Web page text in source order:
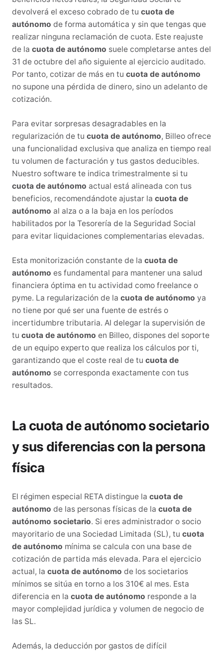
devolverá el exceso cobrado de tu cuota de
autónomo de forma automática y sin que tengas que
realizar ninguna reclamación de cuota. Este reajuste
de la cuota de autónomo suele completarse antes del
31 de octubre del año siguiente al ejercicio auditado.
Por tanto, cotizar de más en tu cuota de autónomo
no supone una pérdida de dinero, sino un adelanto de
cotización.
Para evitar sorpresas desagradables en la
regularización de tu cuota de autónomo, Billeo ofrece
una funcionalidad exclusiva que analiza en tiempo real
tu volumen de facturación y tus gastos deducibles.
Nuestro software te indica trimestralmente si tu
cuota de autónomo actual está alineada con tus
beneficios, recomendándote ajustar la cuota de
autónomo al alza o a la baja en los períodos
habilitados por la Tesorería de la Seguridad Social
para evitar liquidaciones complementarias elevadas.
Esta monitorización constante de la cuota de
autónomo es fundamental para mantener una salud
financiera óptima en tu actividad como freelance o
pyme. La regularización de la cuota de autónomo ya
no tiene por qué ser una fuente de estrés o
incertidumbre tributaria. Al delegar la supervisión de
tu cuota de autónomo en Billeo, dispones del soporte
de un equipo experto que realiza los cálculos por ti,
garantizando que el coste real de tu cuota de
autónomo se corresponda exactamente con tus
resultados.
La cuota de autónomo societario
y sus diferencias con la persona
física
El régimen especial RETA distingue la cuota de
autónomo de las personas físicas de la cuota de
autónomo societario. Si eres administrador o socio
mayoritario de una Sociedad Limitada (SL), tu cuota
de autónomo mínima se calcula con una base de
cotización de partida más elevada. Para el ejercicio
actual, la cuota de autónomo de los societarios
mínimos se sitúa en torno a los 310€ al mes. Esta
diferencia en la cuota de autónomo responde a la
mayor complejidad jurídica y volumen de negocio de
las SL.
Además, la deducción por gastos de difícil